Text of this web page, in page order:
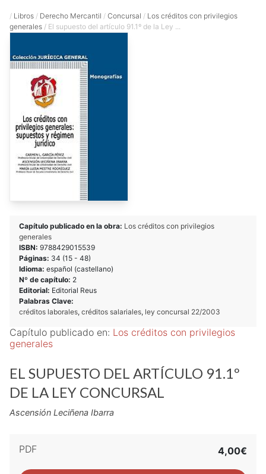
/ Libros / Derecho Mercantil / Concursal / Los créditos con privilegios
generales / El supuesto del artículo 91.1º de la Ley ...
Capítulo publicado en la obra: Los créditos con privilegios
generales
ISBN: 9788429015539
Páginas: 34 (15 - 48)
Idioma: español (castellano)
Nº de capítulo: 2
Editorial: Editorial Reus
Palabras Clave:
créditos laborales, créditos salariales, ley concursal 22/2003
Capítulo publicado en: Los créditos con privilegios
generales
EL SUPUESTO DEL ARTÍCULO 91.1º
DE LA LEY CONCURSAL
Ascensión Leciñena Ibarra
PDF 4,00€